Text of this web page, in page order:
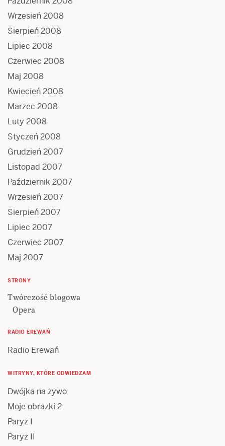
Wrzesień 2008
Sierpień 2008
Lipiec 2008
Czerwiec 2008
Maj 2008
Kwiecień 2008
Marzec 2008
Luty 2008
Styczeń 2008
Grudzień 2007
Listopad 2007
Październik 2007
Wrzesień 2007
Sierpień 2007
Lipiec 2007
Czerwiec 2007
Maj 2007
STRONY
Twórczość blogowa
Opera
RADIO EREWAŃ
Radio Erewań
WITRYNY, KTÓRE ODWIEDZAM
Dwójka na żywo
Moje obrazki 2
Paryż I
Paryż II